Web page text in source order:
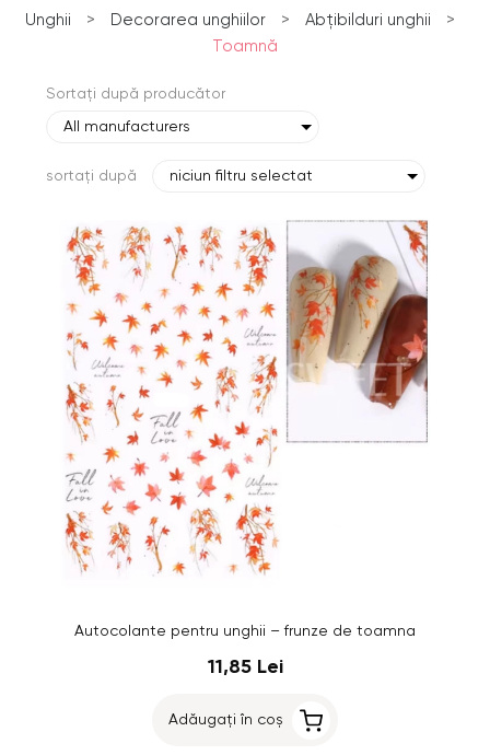
Unghii > Decorarea unghiilor > Abțibilduri unghii
>
Toamnă
Sortați după producător
All manufacturers
sortați după niciun filtru selectat
Autocolante pentru unghii – frunze de toamna
11,85 Lei
Adăugați în coș